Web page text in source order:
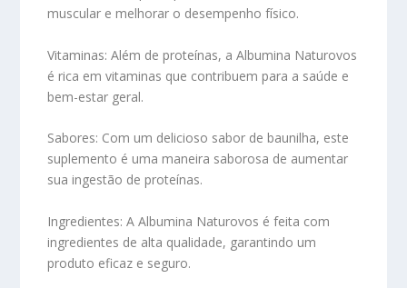
muscular e melhorar o desempenho físico.
Vitaminas: Além de proteínas, a Albumina Naturovos
é rica em vitaminas que contribuem para a saúde e
bem-estar geral.
Sabores: Com um delicioso sabor de baunilha, este
suplemento é uma maneira saborosa de aumentar
sua ingestão de proteínas.
Ingredientes: A Albumina Naturovos é feita com
ingredientes de alta qualidade, garantindo um
produto eficaz e seguro.